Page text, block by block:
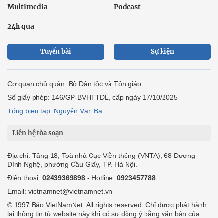
Multimedia Podcast
24h qua
Tuyến bài Sự kiện
Cơ quan chủ quản: Bộ Dân tộc và Tôn giáo
Số giấy phép: 146/GP-BVHTTDL, cấp ngày 17/10/2025
Tổng biên tập: Nguyễn Văn Bá
Liên hệ tòa soạn
Địa chỉ: Tầng 18, Toà nhà Cục Viễn thông (VNTA), 68 Dương
Đình Nghệ, phường Cầu Giấy, TP. Hà Nội.
Điện thoại: 02439369898 - Hotline: 0923457788
Email: vietnamnet@vietnamnet.vn
© 1997 Báo VietNamNet. All rights reserved. Chỉ được phát hành
lại thông tin từ website này khi có sự đồng ý bằng văn bản của